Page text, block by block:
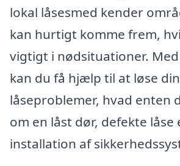
lokal låsesmed kender
kan hurtigt komme frem,
vigtigt i nødsituationer.
kan du få hjælp til at løse
låseproblemer, hvad enten
om en låst dør, defekte låse
installation af